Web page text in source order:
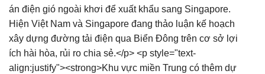
án điện gió ngoài khơi để xuất khẩu sang Singapore.
Hiện Việt Nam và Singapore đang thảo luận kế hoạch
xây dựng đường tải điện qua Biển Đông trên cơ sở lợi
ích hài hòa, rủi ro chia sẻ.</p> <p style="text-
align:justify"><strong>Khu vực miền Trung có thêm dự